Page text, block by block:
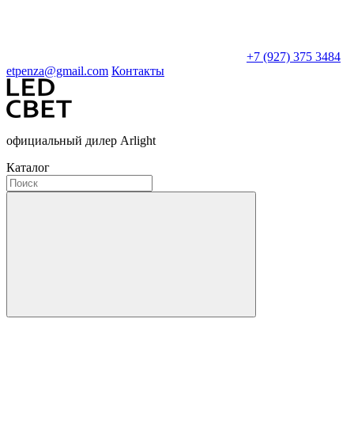
+7 (927) 375 3484
etpenza@gmail.com Контакты
официальный дилер Arlight
Каталог